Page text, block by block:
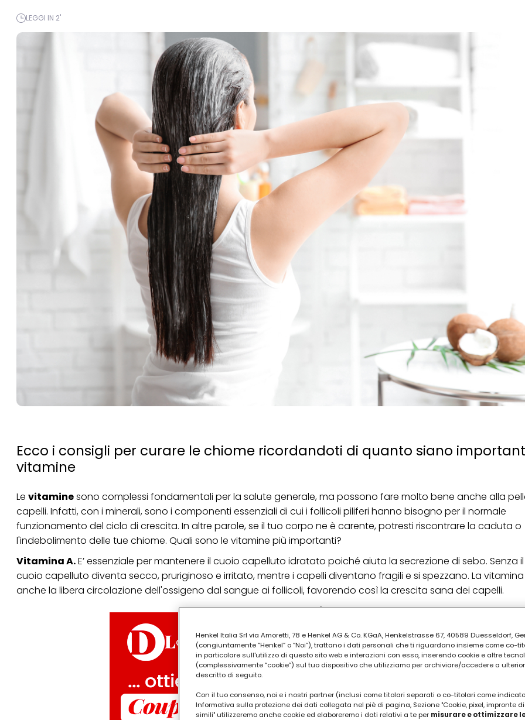
LEGGI IN 2'
Ecco i consigli per curare le chiome ricordandoti di quanto siano
vitamine
PUBBLICITA'
Le vitaminesono complessi fondamentali per la salute generale, ma possono fare molto bene anche alla
capelli. Infatti, con i minerali, sono i componenti essenziali di cui i follicoli piliferi hanno bisogno per il normale
funzionamento del ciclo di crescita. In altre parole, se il tuo corpo ne è carente, potresti riscontrare la caduta o
l'indebolimento delle tue chiome. Quali sono le vitamine più importanti?
Vitamina A.E’ essenziale per mantenere il cuoio capelluto idratato poiché aiuta la secrezione di sebo. Senza
cuoio capelluto diventa secco, pruriginoso e irritato, mentre i capelli diventano fragili e si spezzano. La
anche la libera circolazione dell'ossigeno dal sangue ai follicoli, favorendo così la crescita sana dei capelli.
Henkel Italia Srl via Amoretti, 78 e Henkel AG & Co. KGaA, Henkelstrasse 67, 40589 Duesseldorf,
(congiuntamente “Henkel” o “Noi”), trattano i dati personali che ti riguardano insieme come co-
in particolare sull'utilizzo di questo sito web e interazioni con esso, inserendo cookie e altre
(complessivamente “cookie”) sul tuo dispositivo che utilizziamo per archiviare/accedere a
descritto di seguito.
Con il tuo consenso, noi e i nostri partner (inclusi come titolari separati o co-titolari come
Informativa sulla protezione dei dati collegata nel piè di pagina, Sezione "Cookie, pixel, impronte
simili" utilizzeremo anche cookie ed elaboreremo i dati relativi a te per misurare e ottimizzare